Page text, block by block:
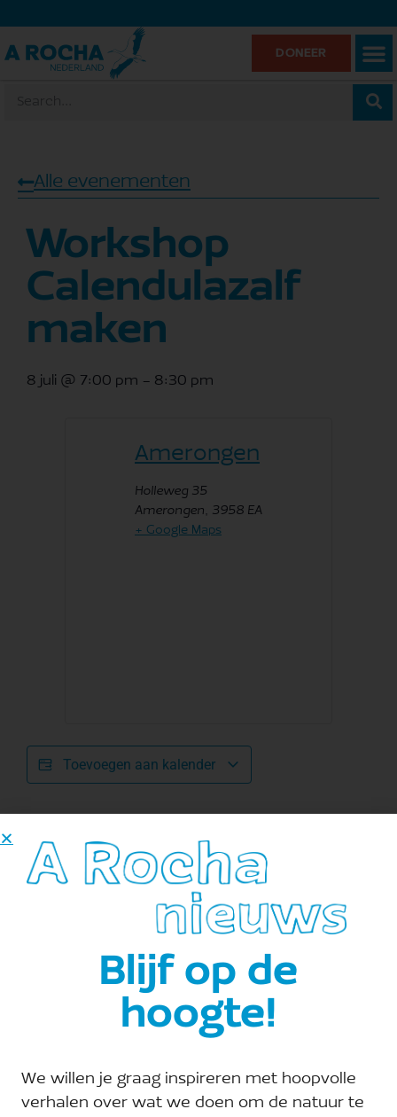
DONEER
Alle evenementen
Workshop
Calendulazalf
maken
8 juli @ 7:00 pm - 8:30 pm
Amerongen
Holleweg 35
Amerongen , 3958 EA
+ Google Maps
Toevoegen aan kalender
Telefoon:
06-30264196
esther.gijsbertsen@arocha.org
Blijf op de
hoogte!
We willen je graag inspireren met hoopvolle
verhalen over wat we doen om de natuur te